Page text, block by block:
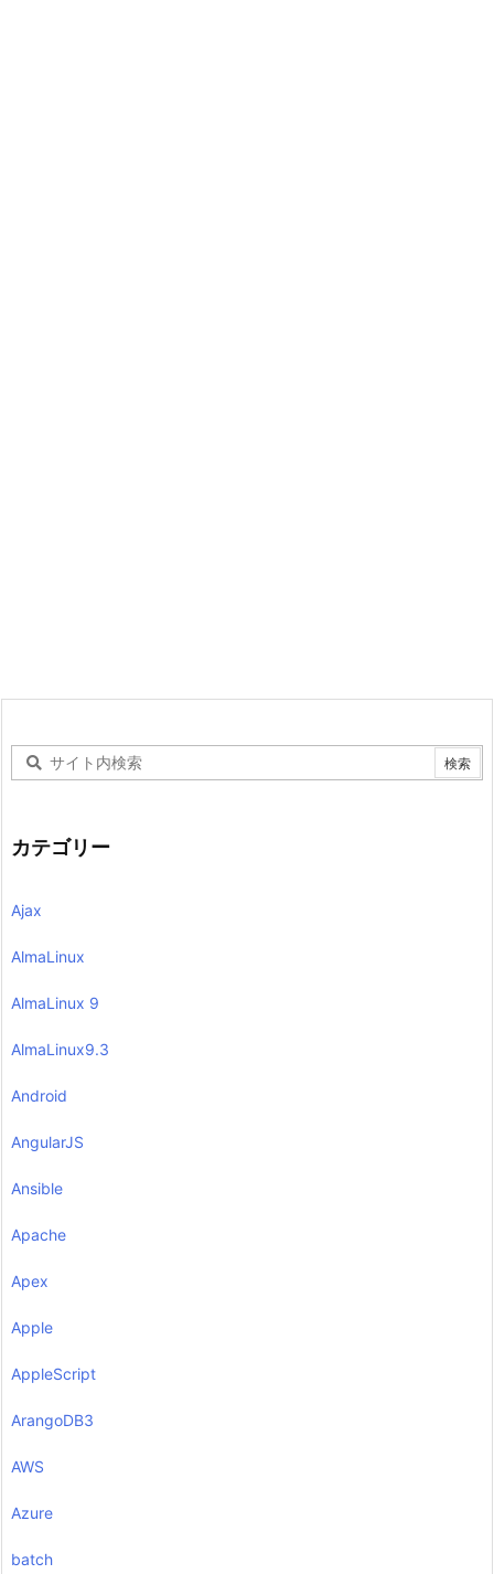
カテゴリー
Ajax
AlmaLinux
AlmaLinux 9
AlmaLinux9.3
Android
AngularJS
Ansible
Apache
Apex
Apple
AppleScript
ArangoDB3
AWS
Azure
batch